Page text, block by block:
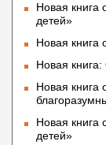
Новая книга
детей»
Новая книга
Новая
Новая книга
Новая книга
детей»